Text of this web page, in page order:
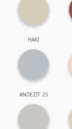
HAKİ
ANDEZİT 25